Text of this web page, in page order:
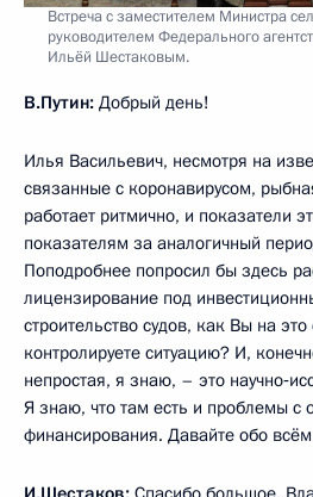
Встреча с заместителем Министра
руководителем Федерального
Ильёй Шестаковым.
В.Путин: Добрый день!
Илья Васильевич, несмотря на
связанные с коронавирусом,
работает ритмично, и показатели
показателям за аналогичный
Поподробнее попросил бы здесь
лицензирование под
строительство судов, как Вы на
контролируете ситуацию? И,
непростая, я знаю, – это
Я знаю, что там есть и проблемы
финансирования. Давайте обо